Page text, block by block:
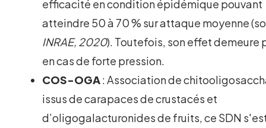
efficacité en condition épidémique pouvant
atteindre 50 à 70 % sur attaque moyenne
INRAE, 2020). Toutefois, son effet demeure
en cas de forte pression.
COS-OGA: Association de
issus de carapaces de crustacés et
d’oligogalacturonides de fruits, ce SDN